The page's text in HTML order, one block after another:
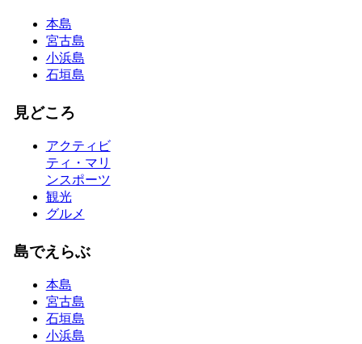
本島
宮古島
小浜島
石垣島
見どころ
アクティビ
ティ・マリ
ンスポーツ
観光
グルメ
島でえらぶ
本島
宮古島
石垣島
小浜島